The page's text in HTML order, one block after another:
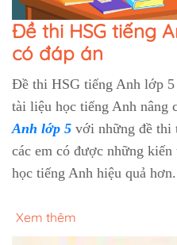
Đề thi HSG tiếng
có đáp án
Đề thi HSG tiếng Anh lớp
tài liệu học tiếng Anh nâng
Anh lớp 5 với những đề thi
các em có được những
học tiếng Anh hiệu quả hơn.
Xem thêm